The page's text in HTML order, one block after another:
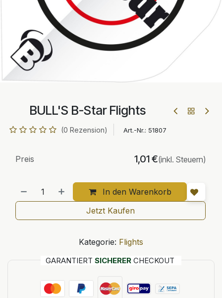
BULL'S B-Star Flights
(0 Rezension) Art.-Nr.: 51807
In den Warenkorb
Preis 1,01€(inkl. Steuern)
Jetzt Kaufen
Kategorie: Flights
GARANTIERT SICHERER CHECKOUT